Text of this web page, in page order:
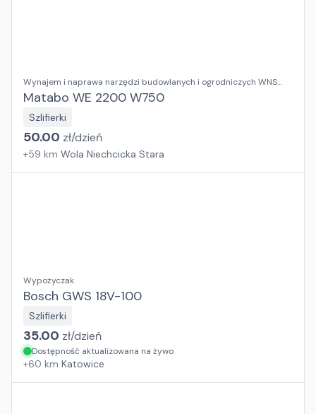
Wynajem i naprawa narzędzi budowlanych i ogrodniczych WNS
RENT
Matabo WE 2200 W750
Szlifierki
50.00 zł/dzień
+59 km Wola Niechcicka Stara
Wypożyczak
Bosch GWS 18V-100
Szlifierki
35.00 zł/dzień
Dostępność aktualizowana na żywo
+60 km Katowice